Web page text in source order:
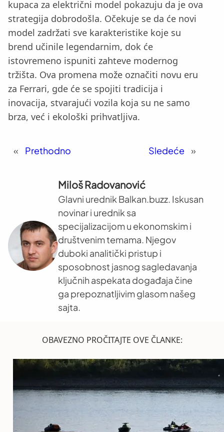
kupaca za električni model pokazuju da je ova
strategija dobrodošla. Očekuje se da će novi
model zadržati sve karakteristike koje su
brend učinile legendarnim, dok će
istovremeno ispuniti zahteve modernog
tržišta. Ova promena može označiti novu eru
za Ferrari, gde će se spojiti tradicija i
inovacija, stvarajući vozila koja su ne samo
brza, već i ekološki prihvatljiva.
« Prethodno Sledeće »
Miloš Radovanović
Glavni urednik Balkan.buzz. Iskusan
novinar i urednik sa
specijalizacijom u ekonomskim i
društvenim temama. Njegov
duboki analitički pristup i
sposobnost jasnog sagledavanja
ključnih aspekata događaja čine
ga prepoznatljivim glasom našeg
sajta.
OBAVEZNO PROČITAJTE OVE ČLANKE: